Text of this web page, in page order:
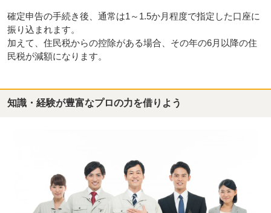
確定申告の手続き後、通常は1～1.5か月程度で指定した口座に
振り込まれます。
加えて、住民税からの控除がある場合、その年の6月以降の住
民税が減額になります。
知識・経験が豊富なプロの力を借りよう